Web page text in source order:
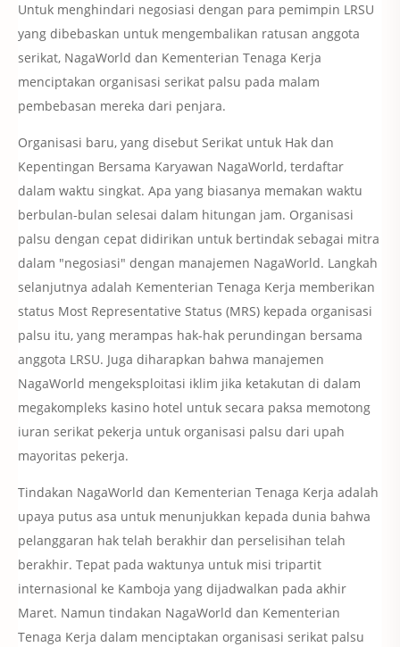
Untuk menghindari negosiasi dengan para pemimpin LRSU
yang dibebaskan untuk mengembalikan ratusan anggota
serikat, NagaWorld dan Kementerian Tenaga Kerja
menciptakan organisasi serikat palsu pada malam
pembebasan mereka dari penjara.
Organisasi baru, yang disebut Serikat untuk Hak dan
Kepentingan Bersama Karyawan NagaWorld, terdaftar
dalam waktu singkat. Apa yang biasanya memakan waktu
berbulan-bulan selesai dalam hitungan jam. Organisasi
palsu dengan cepat didirikan untuk bertindak sebagai mitra
dalam "negosiasi" dengan manajemen NagaWorld. Langkah
selanjutnya adalah Kementerian Tenaga Kerja memberikan
status Most Representative Status (MRS) kepada organisasi
palsu itu, yang merampas hak-hak perundingan bersama
anggota LRSU. Juga diharapkan bahwa manajemen
NagaWorld mengeksploitasi iklim jika ketakutan di dalam
megakompleks kasino hotel untuk secara paksa memotong
iuran serikat pekerja untuk organisasi palsu dari upah
mayoritas pekerja.
Tindakan NagaWorld dan Kementerian Tenaga Kerja adalah
upaya putus asa untuk menunjukkan kepada dunia bahwa
pelanggaran hak telah berakhir dan perselisihan telah
berakhir. Tepat pada waktunya untuk misi tripartit
internasional ke Kamboja yang dijadwalkan pada akhir
Maret. Namun tindakan NagaWorld dan Kementerian
Tenaga Kerja dalam menciptakan organisasi serikat palsu